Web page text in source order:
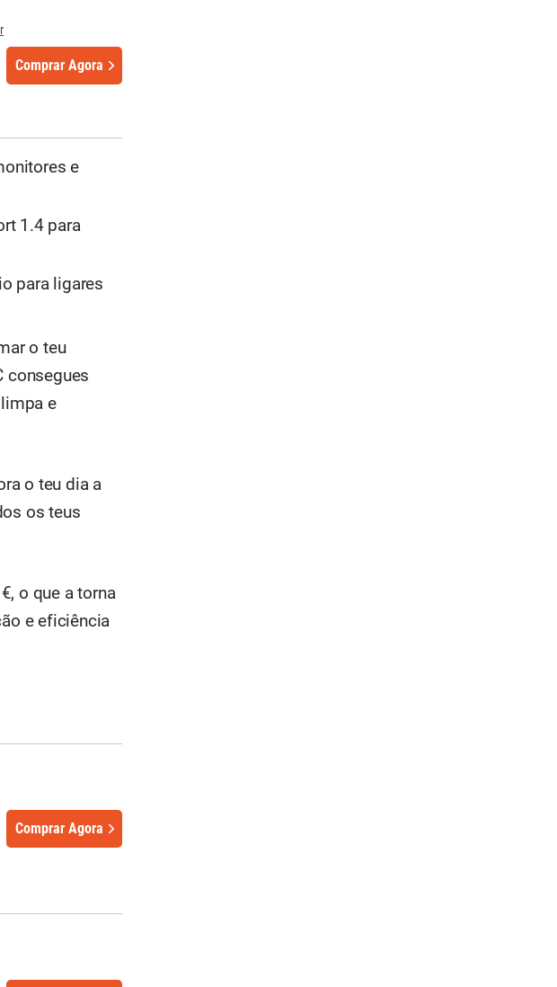
Comprar Agora
e
1.4 para
para ligares
o teu
consegues
e
o teu dia a
os teus
o que a torna
e eficiência
Comprar Agora